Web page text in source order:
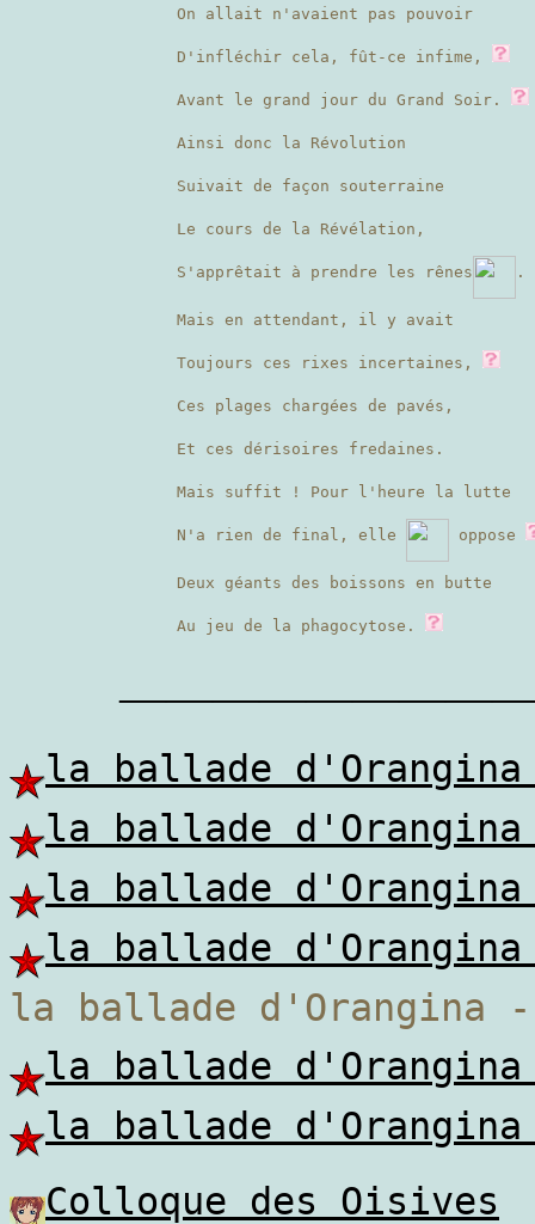
On allait n'avaient pas pouvoir
D'infléchir cela, fût-ce infime,
Avant le grand jour du Grand Soir.
Ainsi donc la Révolution
Suivait de façon souterraine
Le cours de la Révélation,
S'apprêtait à prendre les rênes .
Mais en attendant, il y avait
Toujours ces rixes incertaines,
Ces plages chargées de pavés,
Et ces dérisoires fredaines.
Mais suffit ! Pour l'heure la lutte
N'a rien de final, elle oppose
Deux géants des boissons en butte
Au jeu de la phagocytose.
la ballade
la ballade
la ballade
la ballade
la ballade d'Orangina -
la ballade
la ballade
Colloque des Oisives